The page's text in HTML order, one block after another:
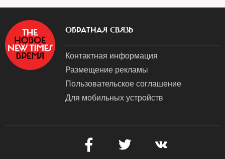
ОБРАТНАЯ СВЯЗЬ
Контактная информация
Размещение рекламы
Пользовательское соглашение
Для мобильных устройств